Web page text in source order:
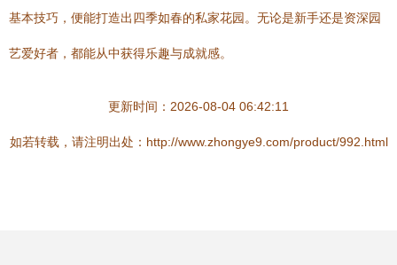
基本技巧，便能打造出四季如春的私家花园。无论是新手还是资深园
艺爱好者，都能从中获得乐趣与成就感。
更新时间：2026-08-04 06:42:11
如若转载，请注明出处：http://www.zhongye9.com/product/992.html